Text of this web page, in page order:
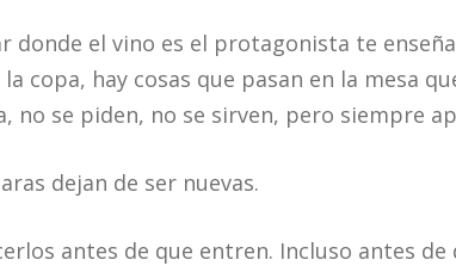
donde el vino es el protagonista te
copa, hay cosas que pasan en la mesa
no se piden, no se sirven, pero siempre
dejan de ser nuevas.
antes de que entren. Incluso antes